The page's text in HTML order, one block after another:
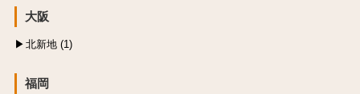
大阪
北新地 (1)
福岡